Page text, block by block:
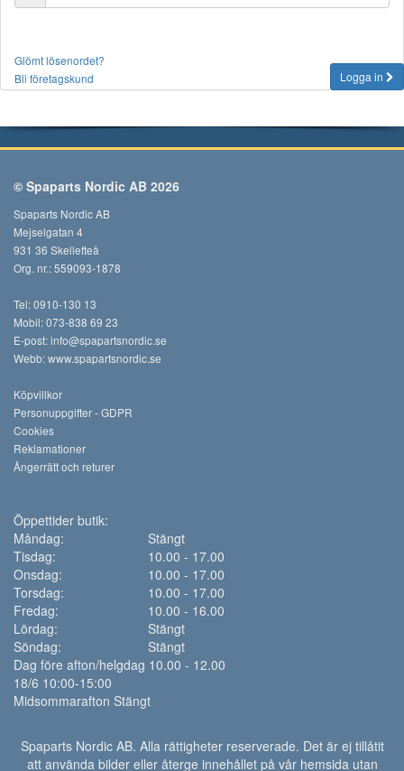
Glömt lösenordet?
Bli företagskund
Logga in
© Spaparts Nordic AB 2026
Spaparts Nordic AB
Mejselgatan 4
931 36 Skellefteå
Org. nr.: 559093-1878
Tel: 0910-130 13
Mobil: 073-838 69 23
E-post:info@spapartsnordic.se
Webb:www.spapartsnordic.se
Köpvillkor
Personuppgifter - GDPR
Cookies
Reklamationer
Ångerrätt och returer
Öppettider butik:
Måndag:
Stängt
Tisdag:
10.00 - 17.00
Onsdag:
10.00 - 17.00
Torsdag:
10.00 - 17.00
Fredag:
10.00 - 16.00
Lördag:
Stängt
Söndag:
Stängt
Dag före afton/helgdag 10.00 - 12.00
18/6 10:00-15:00
Midsommarafton Stängt
Spaparts Nordic AB. Alla rättigheter reserverade. Det är ej tillåtit
att använda bilder eller återge innehållet på vår hemsida utan